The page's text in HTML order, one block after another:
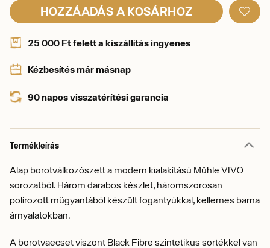
HOZZÁADÁS A KOSÁRHOZ
25 000 Ft felett a kiszállítás ingyenes
Kézbesítés már másnap
90 napos visszatérítési garancia
Termékleírás
Alap borotválkozószett a modern kialakítású Mühle VIVO
sorozatból. Három darabos készlet, háromszorosan
polírozott műgyantából készült fogantyúkkal, kellemes barna
árnyalatokban.
A borotvaecset viszont Black Fibre szintetikus sörtékkel van